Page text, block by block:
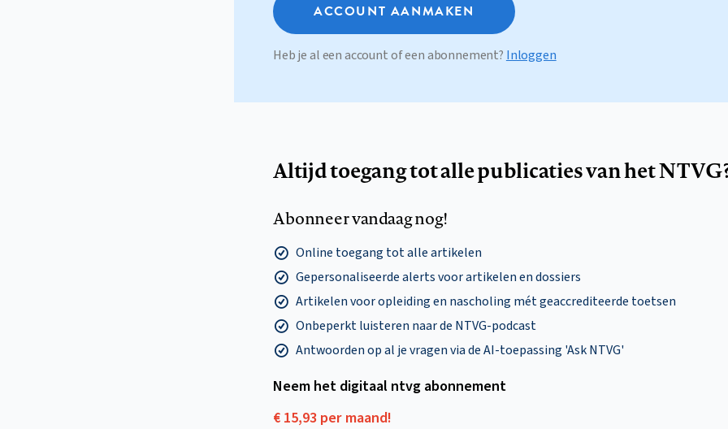
ACCOUNT AANMAKEN
Heb je al een account of een abonnement? Inloggen
Altijd toegang tot alle publicaties van het
Abonneer vandaag nog!
Online toegang tot alle artikelen
Gepersonaliseerde alerts voor artikelen en dossiers
Artikelen voor opleiding en nascholing mét geaccrediteerde toetsen
Onbeperkt luisteren naar de NTVG-podcast
Antwoorden op al je vragen via de AI-toepassing 'Ask NTVG'
Neem het digitaal ntvg abonnement
€ 15,93 per maand!